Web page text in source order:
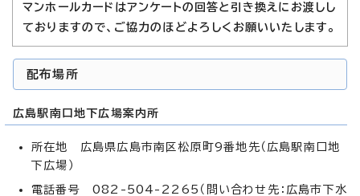
マンホールカードはアンケートの回答と引き換えにお渡しし
ておりますので、ご協力のほどよろしくお願いいたします。
配布場所
広島駅南口地下広場案内所
所在地 広島県広島市南区松原町9番地先（広島駅南口地
下広場）
電話番号 082-504-2265（問い合わせ先：広島市下水